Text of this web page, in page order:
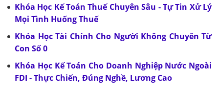
Khóa Học Kế Toán Thuế Chuyên Sâu - Tự Tin Xử Lý
Mọi Tình Huống Thuế
Khóa Học Tài Chính Cho Người Không Chuyên Từ
Con Số 0
Khóa Học Kế Toán Cho Doanh Nghiệp Nước Ngoài
FDI - Thực Chiến, Đúng Nghề, Lương Cao